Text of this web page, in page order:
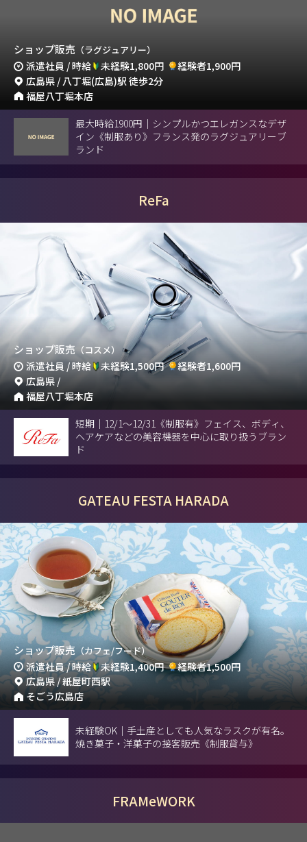
ショップ販売 （ラグジュアリー）
派遣社員 / 時給 未経験1,800円
経験者1,900円
広島県 / 八丁堀(広島)駅 徒歩2分
福屋八丁堀本店
最大時給1900円｜シンプルかつエレガンスなデザ
イン《制服あり》フランス発のラグジュアリーブ
ランド
ReFa
ショップ販売（コスメ）
派遣社員 / 時給 未経験1,500円
経験者1,600円
広島県 /
福屋八丁堀本店
短期｜12/1～12/31《制服有》フェイス、ボディ、
ヘアケアなどの美容機器を中心に取り扱うブラン
ド
GATEAU FESTA HARADA
ショップ販売 （カフェ/フード）
派遣社員 / 時給 未経験1,400円
経験者1,500円
広島県 / 紙屋町西駅
そごう広島店
未経験OK｜手土産としても人気なラスクが有名。
焼き菓子・洋菓子の接客販売《制服貸与》
FRAMeWORK